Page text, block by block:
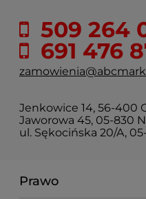
509 264
691 476
Jenkowice 14, 56-400
Jaworowa 45, 05-830
ul. Sękocińska 20/A,
Prawo